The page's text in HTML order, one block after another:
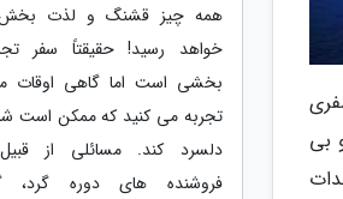
بی
همه چیز قشنگ و لذت
خواهد رسید! حقیقتاً سفر
بخشی است اما گاهی اوقات
تجربه می کنید که ممکن است
دلسرد کند. مسائلی از
فروشنده های دوره گرد،